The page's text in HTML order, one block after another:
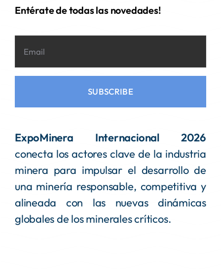
Entérate de todas las novedades!
SUBSCRIBE
ExpoMinera Internacional 2026
conecta los actores clave de la industria
minera para impulsar el desarrollo de
una minería responsable, competitiva y
alineada con las nuevas dinámicas
globales de los minerales críticos.